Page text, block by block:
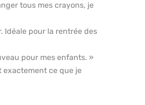
tous mes crayons, je
Idéale pour la rentrée des
pour mes enfants. »
exactement ce que je